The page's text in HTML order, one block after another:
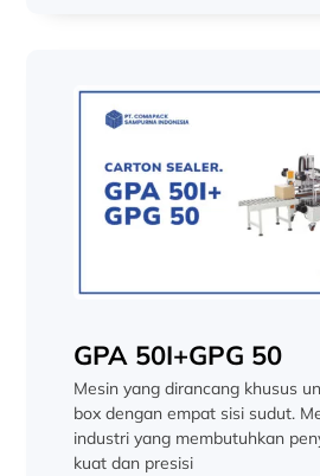
GPA 50I+GPG 50
Mesin yang dirancang khusus
box dengan empat sisi sudut.
industri yang membutuhkan
kuat dan presisi